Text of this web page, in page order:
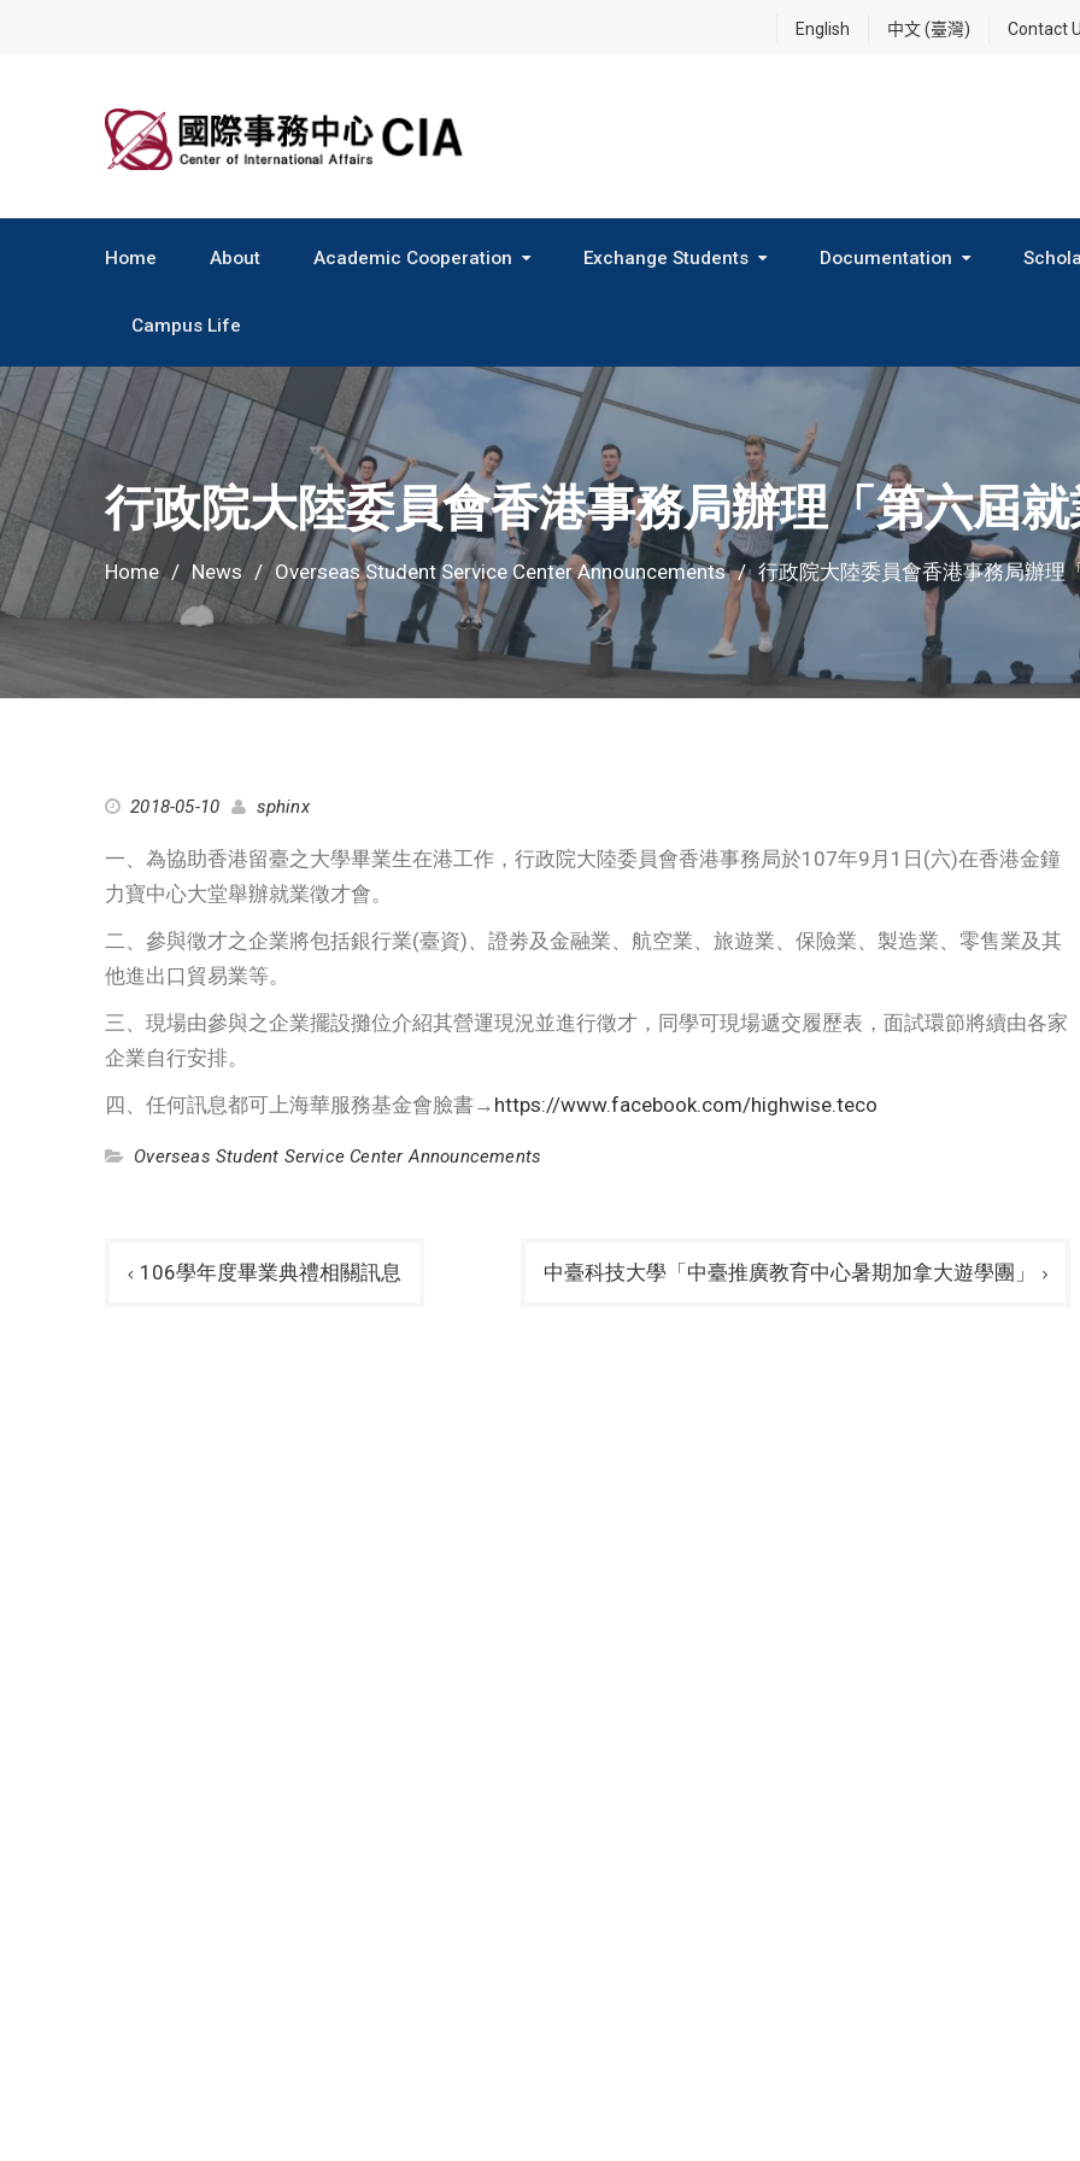
English 中文 (臺灣) Contact
Home About Academic Cooperation Exchange Students Documentation
Campus Life
行政院大陸委員會香港事務局辦理「第六屆
Home News Overseas Student Service Center Announcements 行政院大陸委員會香港事務局辦理
2018-05-10 sphinx
一、為協助香港留臺之大學畢業生在港工作，行政院大陸委員會香港事務局於107年9月1日(六)在香港金鐘
力寶中心大堂舉辦就業徵才會。
二、參與徵才之企業將包括銀行業(臺資)、證劵及金融業、航空業、旅遊業、保險業、製造業、零售業及其
他進出口貿易業等。
三、現場由參與之企業擺設攤位介紹其營運現況並進行徵才，同學可現場遞交履歷表，面試環節將續由各家
企業自行安排。
四、任何訊息都可上海華服務基金會臉書→ https://www.facebook.com/highwise.teco
Overseas Student Service Center Announcements
Post106學年度畢業典禮相關訊息 中臺科技大學「中臺推廣教育中心暑期加拿大遊學團」